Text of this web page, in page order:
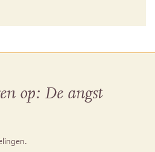
op: De angst